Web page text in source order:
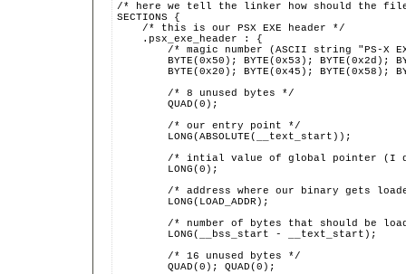
/* here we tell the linker how should the
SECTIONS {
    /* this is our PSX EXE header */
    .psx_exe_header : {
/* magic number (ASCII string "PS-X
BYTE(0x50); BYTE(0x53); BYTE(0x2d);
BYTE(0x20); BYTE(0x45); BYTE(0x58);
        /* 8 unused bytes */
        QUAD(0);
        /* our entry point */
        LONG(ABSOLUTE(__text_start));
/* intial value of global pointer (I
        LONG(0);
/* address where our binary gets
        LONG(LOAD_ADDR);
/* number of bytes that should be
        LONG(__bss_start - __text_start);
        /* 16 unused bytes */
        QUAD(0); QUAD(0);